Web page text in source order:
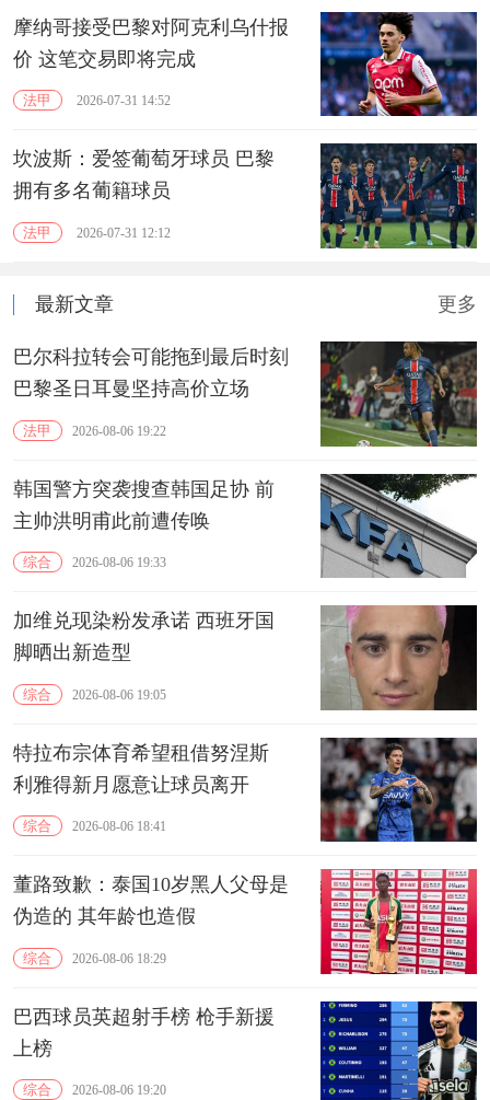
摩纳哥接受巴黎对阿克利乌什报
价 这笔交易即将完成
法甲 2026-07-31 14:52
坎波斯：爱签葡萄牙球员 巴黎
拥有多名葡籍球员
法甲 2026-07-31 12:12
最新文章 更多
巴尔科拉转会可能拖到最后时刻
巴黎圣日耳曼坚持高价立场
法甲 2026-08-06 19:22
韩国警方突袭搜查韩国足协 前
主帅洪明甫此前遭传唤
综合 2026-08-06 19:33
加维兑现染粉发承诺 西班牙国
脚晒出新造型
综合 2026-08-06 19:05
特拉布宗体育希望租借努涅斯
利雅得新月愿意让球员离开
综合 2026-08-06 18:41
董路致歉：泰国10岁黑人父母是
伪造的 其年龄也造假
综合 2026-08-06 18:29
巴西球员英超射手榜 枪手新援
上榜
综合 2026-08-06 19:20